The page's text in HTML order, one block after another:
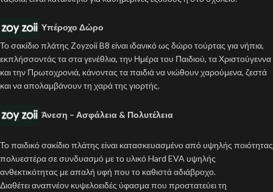
Υπέροχο Δώρο
Το σακίδιο πλάτης Zoyzoii B8 είναι ιδανικό ως δώρο τούρτας για νήπια,
εκπλήσσοντάς τα στα γενέθλια, την Ημέρα του Παιδιού, τα Χριστούγεννα
και την Πρωτοχρονιά, κάνοντας τα παιδιά να νιώθουν χαρούμενα, ζεστά
και να απολαμβάνουν τη χαρά της γιορτής.
Άνεση – Ασφάλεια & Πολυτέλεια
Το παιδικό σακίδιο πλάτης είναι κατασκευασμένο από υψηλής ποιότητας
πολυεστέρα σε συνδυασμό με το υλικό Hard EVA υψηλής
ανθεκτικότητας με απαλή υφή που το καθιστά αδιάβροχο.
Διαθέτει αναπνέον κυψελοειδές ύφασμα που προστατεύει τη